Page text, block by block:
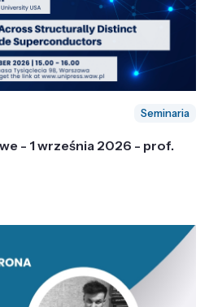
Seminaria
- 1 września 2026 - prof.